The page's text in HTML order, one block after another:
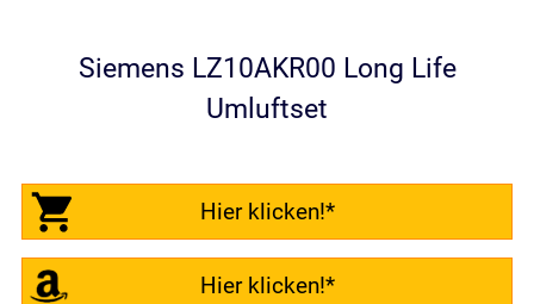
Siemens LZ10AKR00 Long Life
Umluftset
Hier klicken!*
Hier klicken!*